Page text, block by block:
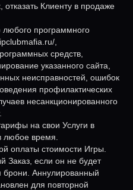
Клиенту в продаже
программного
,
средств,
указанного сайта,
неисправностей, ошибок
профилактических
несанкционированного
на свои Услуги в
любое время.
оплаты стоимости Игры.
Заказ, если он не будет
брони. Аннулированный
для повторной